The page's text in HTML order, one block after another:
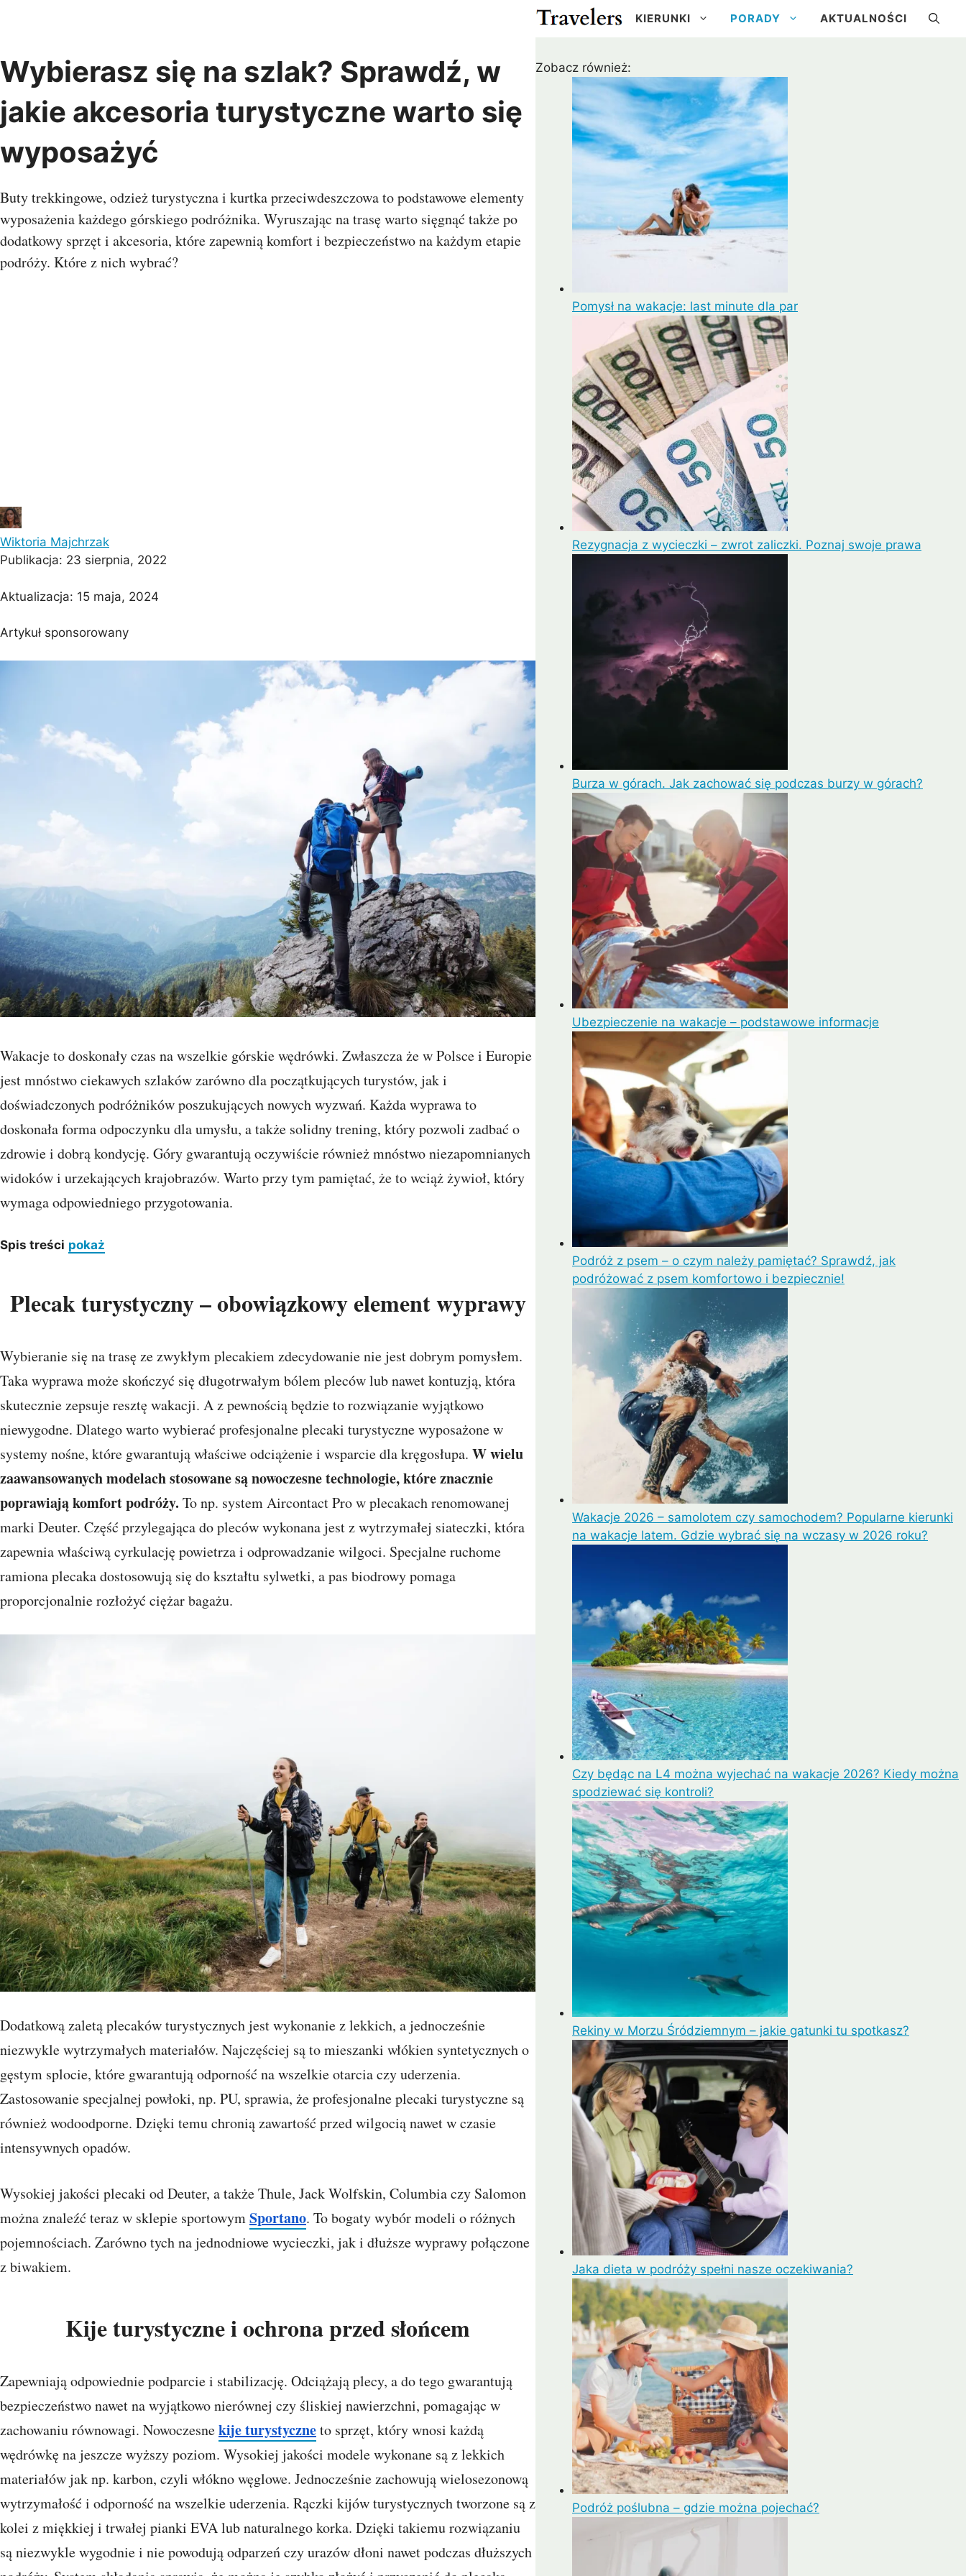
KIERUNKI
Egipt Madagaskar
Maroko
Mauritius
RPA
Zanzibar
Gwatemala Kanada
Kuba
USA
Kostaryka
Argentyna Chile
Brazylia
Urugwaj
Chiny Cypr
Egipt
Kambodża
Katar
Malezja
Albania Austria
Belgia
Bośnia i
Hercegowina
Bułgaria
Chorwacja
Estonia
Finlandia
Grecja
Gruzja
Kosowo
Litwa
Łotwa
Malta
Macedonia
Monako
Portugalia
Rosja
Rumunia
Serbia
Słowenia
Como Koh Lipe Ayutthaya
PORADY AKTUALNOŚCI
Wybierasz się na szlak? Sprawdź, w
jakie akcesoria turystyczne warto się
wyposażyć
Buty trekkingowe, odzież turystyczna i kurtka przeciwdeszczowa to podstawowe elementy
wyposażenia każdego górskiego podróżnika. Wyruszając na trasę warto sięgnąć także po
dodatkowy sprzęt i akcesoria, które zapewnią komfort i bezpieczeństwo na każdym etapie
podróży. Które z nich wybrać?
Wiktoria Majchrzak
Publikacja: 23 sierpnia, 2022
Aktualizacja: 15 maja, 2024
Artykuł sponsorowany
Wakacje to doskonały czas na wszelkie górskie wędrówki. Zwłaszcza że w Polsce i Europie
jest mnóstwo ciekawych szlaków zarówno dla początkujących turystów, jak i
doświadczonych podróżników poszukujących nowych wyzwań. Każda wyprawa to
doskonała forma odpoczynku dla umysłu, a także solidny trening, który pozwoli zadbać o
zdrowie i dobrą kondycję. Góry gwarantują oczywiście również mnóstwo niezapomnianych
widoków i urzekających krajobrazów. Warto przy tym pamiętać, że to wciąż żywioł, który
wymaga odpowiedniego przygotowania.
Spis treści pokaż
Plecak turystyczny – obowiązkowy element wyprawy
Wybieranie się na trasę ze zwykłym plecakiem zdecydowanie nie jest dobrym pomysłem.
Taka wyprawa może skończyć się długotrwałym bólem pleców lub nawet kontuzją, która
skutecznie zepsuje resztę wakacji. A z pewnością będzie to rozwiązanie wyjątkowo
niewygodne. Dlatego warto wybierać profesjonalne plecaki turystyczne wyposażone w
systemy nośne, które gwarantują właściwe odciążenie i wsparcie dla kręgosłupa. W wielu
zaawansowanych modelach stosowane są nowoczesne technologie, które znacznie
poprawiają komfort podróży. To np. system Aircontact Pro w plecakach renomowanej
marki Deuter. Część przylegająca do pleców wykonana jest z wytrzymałej siateczki, która
zapewnia właściwą cyrkulację powietrza i odprowadzanie wilgoci. Specjalne ruchome
ramiona plecaka dostosowują się do kształtu sylwetki, a pas biodrowy pomaga
proporcjonalnie rozłożyć ciężar bagażu.
Dodatkową zaletą plecaków turystycznych jest wykonanie z lekkich, a jednocześnie
niezwykle wytrzymałych materiałów. Najczęściej są to mieszanki włókien syntetycznych o
gęstym splocie, które gwarantują odporność na wszelkie otarcia czy uderzenia.
Zastosowanie specjalnej powłoki, np. PU, sprawia, że profesjonalne plecaki turystyczne są
również wodoodporne. Dzięki temu chronią zawartość przed wilgocią nawet w czasie
intensywnych opadów.
Wysokiej jakości plecaki od Deuter, a także Thule, Jack Wolfskin, Columbia czy Salomon
można znaleźć teraz w sklepie sportowymSportano. To bogaty wybór modeli o różnych
pojemnościach. Zarówno tych na jednodniowe wycieczki, jak i dłuższe wyprawy połączone
z biwakiem.
Kije turystyczne i ochrona przed słońcem
Zapewniają odpowiednie podparcie i stabilizację. Odciążają plecy, a do tego gwarantują
bezpieczeństwo nawet na wyjątkowo nierównej czy śliskiej nawierzchni, pomagając w
zachowaniu równowagi. Nowoczesnekije turystyczneto sprzęt, który wnosi każdą
wędrówkę na jeszcze wyższy poziom. Wysokiej jakości modele wykonane są z lekkich
materiałów jak np. karbon, czyli włókno węglowe. Jednocześnie zachowują wielosezonową
wytrzymałość i odporność na wszelkie uderzenia. Rączki kijów turystycznych tworzone są z
kolei z miękkiej i trwałej pianki EVA lub naturalnego korka. Dzięki takiemu rozwiązaniu
są niezwykle wygodnie i nie powodują odparzeń czy urazów dłoni nawet podczas dłuższych
Zobacz również:
Pomysł na wakacje: last minute dla par
Rezygnacja z wycieczki – zwrot zaliczki. Poznaj swoje prawa
Burza w górach. Jak zachować się podczas burzy w górach?
Ubezpieczenie na wakacje – podstawowe informacje
Podróż z psem – o czym należy pamiętać? Sprawdź, jak
podróżować z psem komfortowo i bezpiecznie!
Wakacje 2026 – samolotem czy samochodem? Popularne kierunki
na wakacje latem. Gdzie wybrać się na wczasy w 2026 roku?
Czy będąc na L4 można wyjechać na wakacje 2026? Kiedy można
spodziewać się kontroli?
Rekiny w Morzu Śródziemnym – jakie gatunki tu spotkasz?
Jaka dieta w podróży spełni nasze oczekiwania?
Podróż poślubna – gdzie można pojechać?